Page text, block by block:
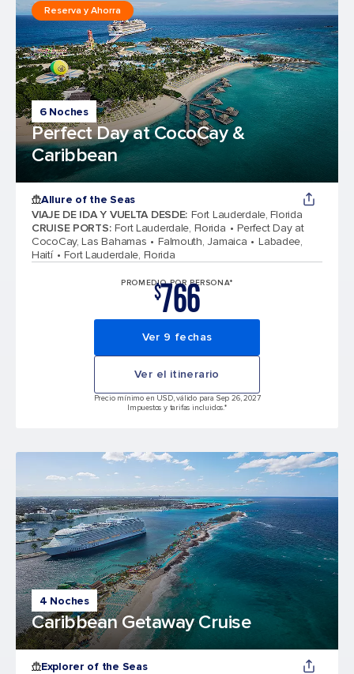
6 Noches
Perfect Day at CocoCay &
Caribbean
Reserva y Ahorra
Allure of the Seas
VIAJE DE IDA Y VUELTA DESDE: Fort Lauderdale, Florida
CRUISE PORTS: Fort Lauderdale, Florida
Perfect Day at
CocoCay, Las Bahamas
Falmouth, Jamaica
Labadee,
Haití
Fort Lauderdale, Florida
PROMEDIO POR PERSONA*
$766
Ver 9 fechas
Ver el itinerario
Precio mínimo en USD, válido para Sep 26, 2027
Impuestos y tarifas incluidos.*
4 Noches
Caribbean Getaway Cruise
Explorer of the Seas